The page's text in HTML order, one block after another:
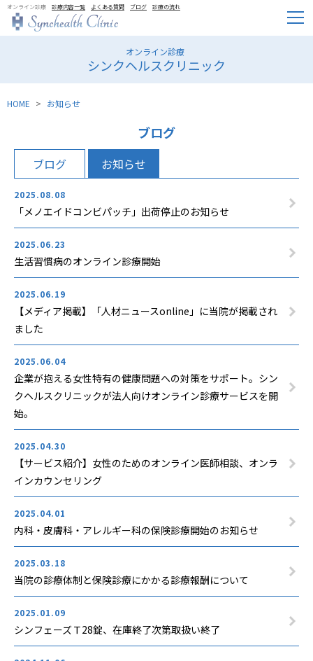
オンライン診療 診療内容一覧 よくある質問 ブログ 診療の流れ
オンライン診療
シンクヘルスクリニック
HOME お知らせ
ブログ
ブログ お知らせ
2025.08.08
「メノエイドコンビパッチ」出荷停止のお知らせ
2025.06.23
生活習慣病のオンライン診療開始
2025.06.19
【メディア掲載】「人材ニュースonline」に当院が掲載され
ました
2025.06.04
企業が抱える女性特有の健康問題への対策をサポート。シン
クヘルスクリニックが法人向けオンライン診療サービスを開
始。
2025.04.30
【サービス紹介】女性のためのオンライン医師相談、オンラ
インカウンセリング
2025.04.01
内科・皮膚科・アレルギー科の保険診療開始のお知らせ
2025.03.18
当院の診療体制と保険診療にかかる診療報酬について
2025.01.09
シンフェーズＴ28錠、在庫終了次第取扱い終了